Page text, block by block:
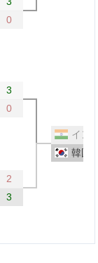
0
3
0
2
3
イン
韓国